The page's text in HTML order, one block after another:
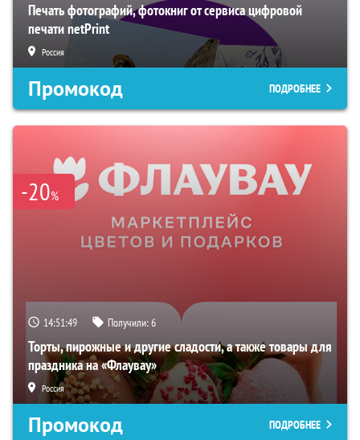
Печать фотографий, фотокниг от сервиса цифровой
печати netPrint
Россия
Промокод ПОДРОБНЕЕ
-20%
14:51:49 Получили:6
Торты, пирожные и другие сладости, а также товары для
праздника на «Флаувау»
Россия
Промокод ПОДРОБНЕЕ